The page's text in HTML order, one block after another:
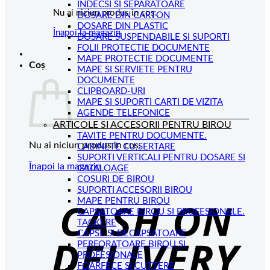
Nu ai niciun produs în coș.
Înapoi la magazin
Coș
Nu ai niciun produs în coș.
Înapoi la magazin
INDECSI SI SEPARATOARE
DOSARE DIN CARTON
DOSARE DIN PLASTIC
DOSARE SUSPENDABILE SI SUPORTI
FOLII PROTECTIE DOCUMENTE
MAPE PROTECTIE DOCUMENTE
MAPE SI SERVIETE PENTRU
DOCUMENTE
CLIPBOARD-URI
MAPE SI SUPORTI CARTI DE VIZITA
AGENDE TELEFONICE
ARTICOLE SI ACCESORII PENTRU BIROU
TAVITE PENTRU DOCUMENTE.
CABINETE CU SERTARE
SUPORTI VERTICALI PENTRU DOSARE SI
CATALOAGE
COSURI DE BIROU
SUPORTI ACCESORII BIROU
MAPE PENTRU BIROU
CAPSATOARE BIROU SI PROFESIONALE.
TACKERE
CAPSE SI DECAPSATOARE
PERFORATOARE BIROU SI
PROFESIONALE
FOARFECE SI CUTTERE